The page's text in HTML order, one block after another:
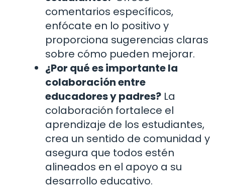
comentarios específicos,
enfócate en lo positivo y
proporciona sugerencias claras
sobre cómo pueden mejorar.
¿Por qué es importante la
colaboración entre
educadores y padres? La
colaboración fortalece el
aprendizaje de los estudiantes,
crea un sentido de comunidad y
asegura que todos estén
alineados en el apoyo a su
desarrollo educativo.